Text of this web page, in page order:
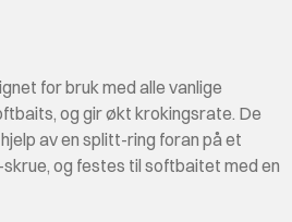
for bruk med alle vanlige
og gir økt krokingsrate. De
av en splitt-ring foran på et
og festes til softbaitet med en